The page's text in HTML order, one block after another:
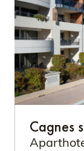
Cagnes